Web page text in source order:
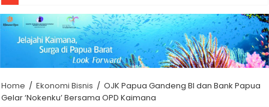
Home / Ekonomi Bisnis / OJK Papua Gandeng BI dan Bank Papua
Gelar ‘Nokenku’ Bersama OPD Kaimana